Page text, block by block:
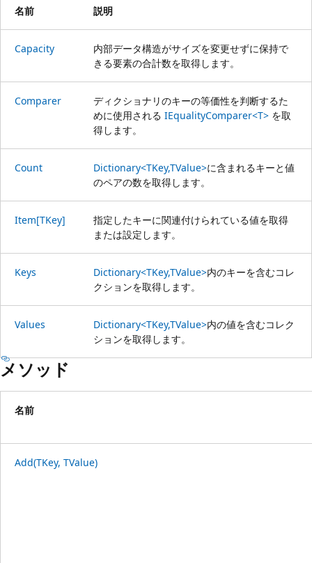
名前 説明
Capacity
内部データ構造がサイズを変更せずに保持で
きる要素の合計数を取得します。
Comparer
ディクショナリのキーの等価性を判断するた
めに使用される IEqualityComparer<T> を取
得します。
Count Dictionary<TKey,TValue>に含まれるキーと値
のペアの数を取得します。
Item[TKey]
指定したキーに関連付けられている値を取得
または設定します。
Keys Dictionary<TKey,TValue>内のキーを含むコレ
クションを取得します。
Values Dictionary<TKey,TValue>内の値を含むコレク
ションを取得します。
メソッド
名前
Add(TKey, TValue)